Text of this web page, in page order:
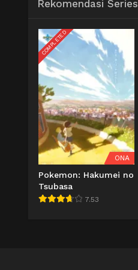
Rekomendasi Series
COMPLETED
ONA
Pokemon: Hakumei no
Tsubasa
7.53